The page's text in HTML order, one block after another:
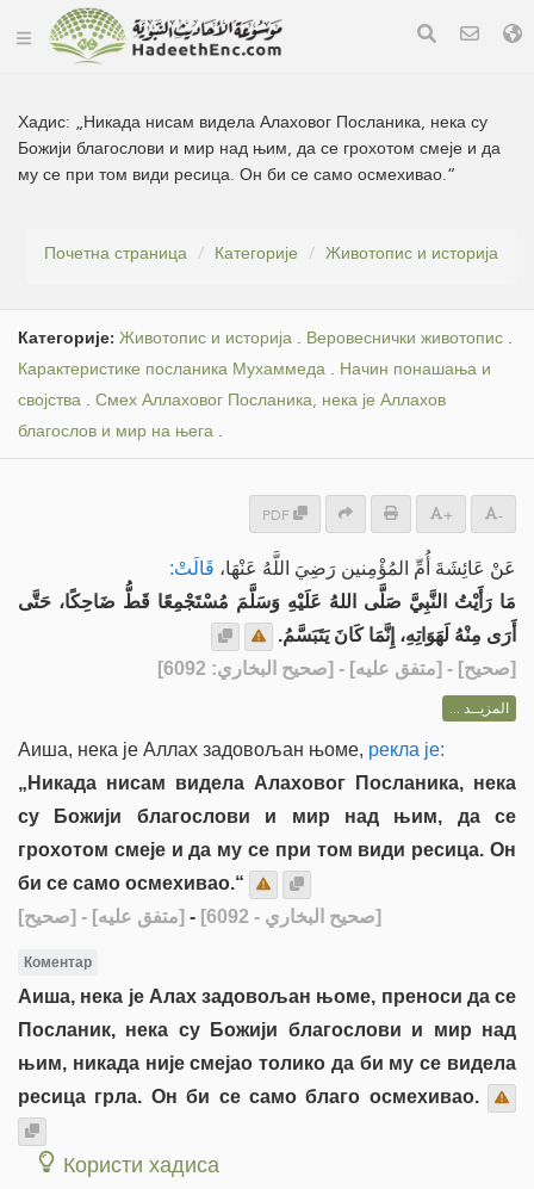
Хадис: „Никада нисам видела Алаховог Посланика, нека су
Божији благослови и мир над њим, да се грохотом смеје и да
му се при том види ресица. Он би се само осмехивао.“
Почетна страница Категорије Животопис и историја
Категорије: Животопис и историја . Веровеснички животопис .
Карактеристике посланика Мухаммеда . Начин понашања и
својства . Смех Аллаховог Посланика, нека је Аллахов
благослов и мир на њега .
PDF + -
عَنْ عَائِشَةَ أُمِّ المُؤْمِنين رَضِيَ اللَّهُ عَنْهَا، قَالَتْ:
مَا رَأَيْتُ النَّبِيَّ صَلَّى اللهُ عَلَيْهِ وَسَلَّمَ مُسْتَجْمِعًا قَطُّ ضَاحِكًا، حَتَّى
أَرَى مِنْهُ لَهَوَاتِهِ، إِنَّمَا كَانَ يَتَبَسَّمُ.
[صحيح] - [متفق عليه] - [صحيح البخاري: 6092]
المزيــد ...
Аиша, нека је Аллах задовољан њоме, рекла је:
„Никада нисам видела Алаховог Посланика, нека
су Божији благослови и мир над њим, да се
грохотом смеје и да му се при том види ресица. Он
би се само осмехивао.“
[صحيح]
- [متفق عليه] - [صحيح البخاري - 6092]
Коментар
Аиша, нека је Алах задовољан њоме, преноси да се
Посланик, нека су Божији благослови и мир над
њим, никада није смејао толико да би му се видела
ресица грла. Он би се само благо осмехивао.
Користи хадиса